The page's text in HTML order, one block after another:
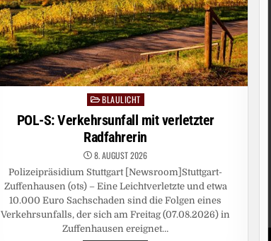
Posted
in
BLAULICHT
POL-S: Verkehrsunfall mit verletzter
Radfahrerin
8. AUGUST 2026
Polizeipräsidium Stuttgart [Newsroom]Stuttgart-
Zuffenhausen (ots) – Eine Leichtverletzte und etwa
10.000 Euro Sachschaden sind die Folgen eines
Verkehrsunfalls, der sich am Freitag (07.08.2026) in
Zuffenhausen ereignet…